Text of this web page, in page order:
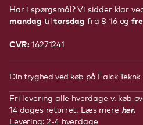
Har i spørgsmål? Vi sidder klar
mandag tiltorsdag fra 8-16 og
CVR:16271241
Din tryghed ved køb på Falck Teknk
Fri levering alle hverdage v. køb
14 dages returret. Læs mere her.
Levering: 2-4 hverdage